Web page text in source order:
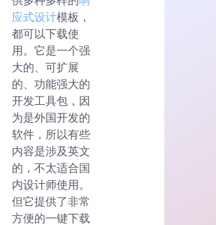
应式设计模板，
都可以下载使
用。它是一个强
大的、可扩展
的、功能强大的
开发工具包，因
为是外国开发的
软件，所以有些
内容是涉及英文
的，不太适合国
内设计师使用。
但它提供了非常
方便的一键下载